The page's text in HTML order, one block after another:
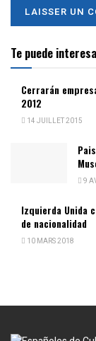
Te puede
Cerrarán
2012
14 JUILLET 2015
9
Izquierda Unida
de nacionalidad
10 MARS 2018